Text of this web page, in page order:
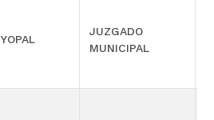
YOPAL
JUZGADO
MUNICIPAL